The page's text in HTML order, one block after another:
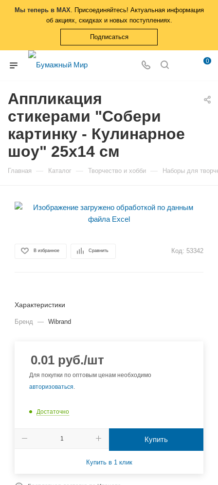
Мы теперь в MAX. Присоединяйтесь! Актуальная информация
об акциях, скидках и новых поступлениях.
Подписаться
0
Аппликация
стикерами "Собери
картинку - Кулинарное
шоу" 25х14 см
Главная — Каталог — Творчество и хобби — Наборы для
В избранное Сравнить Код: 53342
Характеристики
Бренд — Wibrand
0.01 руб./шт
Для покупки по оптовым ценам необходимо
авторизоваться.
Достаточно
Купить
Купить в 1 клик